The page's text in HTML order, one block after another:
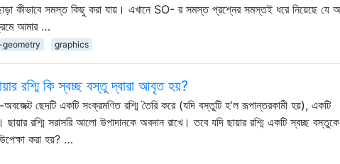
কীভাবে সমস্ত কিছু করা যায়। এখানে SO- র সমস্ত প্রশ্নের সমস্তই ধরে নিয়েছে যে
আমার …
graphics
রশ্মি কি স্বচ্ছ বস্তু দ্বারা আবৃত হয়?
অবজেক্ট ছেদটি একটি সংক্রমণিত রশ্মি তৈরি করে (যদি বস্তুটি হ'ল রূপান্তরকামী হয়), একটি
ছায়ার রশ্মি সরাসরি আলো উপাদানকে অবদান রাখে। তবে যদি ছায়ার রশ্মি একটি স্বচ্ছ
করা হয়? …